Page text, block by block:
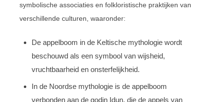
symbolische associaties en folkloristische praktijken van
verschillende culturen, waaronder:
De appelboom in de Keltische mythologie wordt
beschouwd als een symbool van wijsheid,
vruchtbaarheid en onsterfelijkheid.
In de Noordse mythologie is de appelboom
verbonden aan de godin Idun, die de appels van